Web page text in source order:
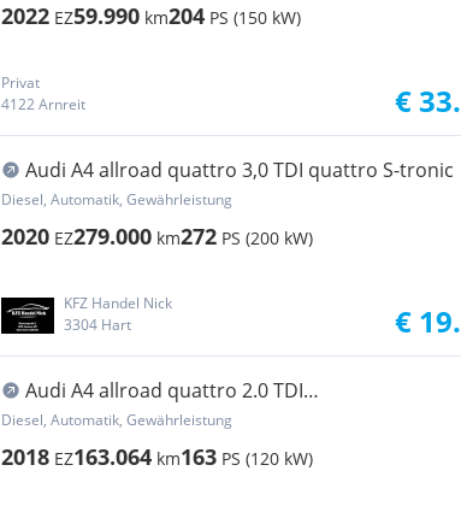
2022 EZ59.990 km204 PS (150 kW)
Privat
4122 Arnreit
€
Audi A4 allroad quattro 3,0 TDI quattro S-tronic
Diesel, Automatik, Gewährleistung
2020 EZ279.000 km272 PS (200 kW)
KFZ Handel Nick
3304 Hart
€
Audi A4 allroad quattro 2.0 TDI
FRONTSCHADEN
Diesel, Automatik, Gewährleistung
2018 EZ163.064 km163 PS (120 kW)